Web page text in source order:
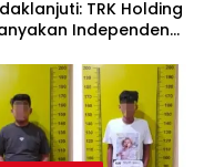
TRK Holding
Independensi